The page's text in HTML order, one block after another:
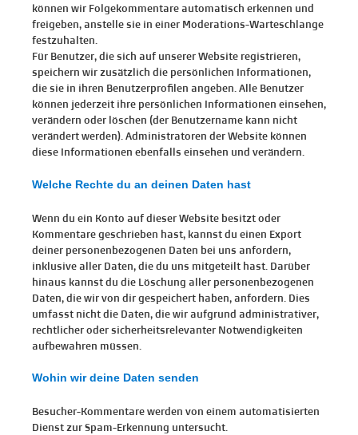
können wir Folgekommentare automatisch erkennen und
freigeben, anstelle sie in einer Moderations-Warteschlange
festzuhalten.
Für Benutzer, die sich auf unserer Website registrieren,
speichern wir zusätzlich die persönlichen Informationen,
die sie in ihren Benutzerprofilen angeben. Alle Benutzer
können jederzeit ihre persönlichen Informationen einsehen,
verändern oder löschen (der Benutzername kann nicht
verändert werden). Administratoren der Website können
diese Informationen ebenfalls einsehen und verändern.
Welche Rechte du an deinen Daten hast
Wenn du ein Konto auf dieser Website besitzt oder
Kommentare geschrieben hast, kannst du einen Export
deiner personenbezogenen Daten bei uns anfordern,
inklusive aller Daten, die du uns mitgeteilt hast. Darüber
hinaus kannst du die Löschung aller personenbezogenen
Daten, die wir von dir gespeichert haben, anfordern. Dies
umfasst nicht die Daten, die wir aufgrund administrativer,
rechtlicher oder sicherheitsrelevanter Notwendigkeiten
aufbewahren müssen.
Wohin wir deine Daten senden
Besucher-Kommentare werden von einem automatisierten
Dienst zur Spam-Erkennung untersucht.